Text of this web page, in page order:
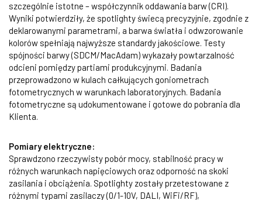
szczególnie istotne – współczynnik oddawania barw (CRI).
Wyniki potwierdziły, że spotlighty świecą precyzyjnie, zgodnie z
deklarowanymi parametrami, a barwa światła i odwzorowanie
kolorów spełniają najwyższe standardy jakościowe. Testy
spójności barwy (SDCM/MacAdam) wykazały powtarzalność
odcieni pomiędzy partiami produkcyjnymi. Badania
przeprowadzono w kulach całkujących goniometrach
fotometrycznych w warunkach laboratoryjnych. Badania
fotometryczne są udokumentowane i gotowe do pobrania dla
Klienta.
Pomiary elektryczne:
Sprawdzono rzeczywisty pobór mocy, stabilność pracy w
różnych warunkach napięciowych oraz odporność na skoki
zasilania i obciążenia. Spotlighty zostały przetestowane z
różnymi typami zasilaczy (0/1-10V, DALI, WiFi/RF),